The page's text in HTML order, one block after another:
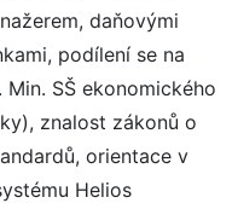
daňovými
podílení se na
SŠ ekonomického
znalost zákonů o
orientace v
Helios